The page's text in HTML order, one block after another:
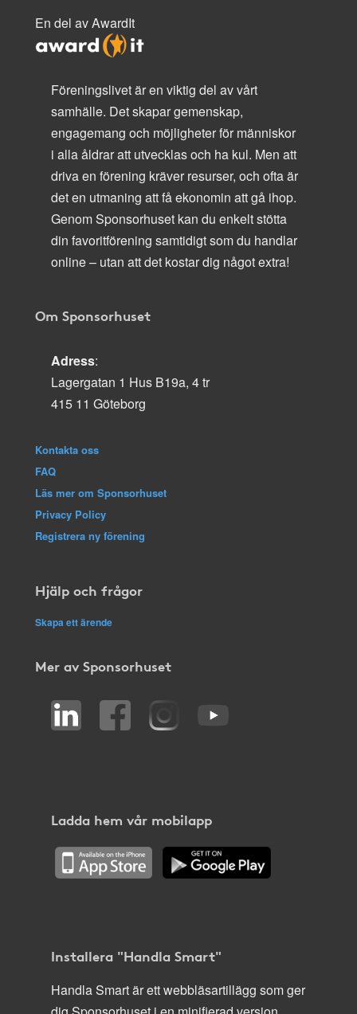
En del av AwardIt
Föreningslivet är en viktig del av vårt
samhälle. Det skapar gemenskap,
engagemang och möjligheter för människor
i alla åldrar att utvecklas och ha kul. Men att
driva en förening kräver resurser, och ofta är
det en utmaning att få ekonomin att gå ihop.
Genom Sponsorhuset kan du enkelt stötta
din favoritförening samtidigt som du handlar
online – utan att det kostar dig något extra!
Om Sponsorhuset
Adress:
Lagergatan 1 Hus B19a, 4 tr
415 11 Göteborg
Kontakta oss
FAQ
Läs mer om Sponsorhuset
Privacy Policy
Registrera ny förening
Hjälp och frågor
Skapa ett ärende
Mer av Sponsorhuset
Ladda hem vår mobilapp
Installera "Handla Smart"
Handla Smart är ett webbläsartillägg som ger